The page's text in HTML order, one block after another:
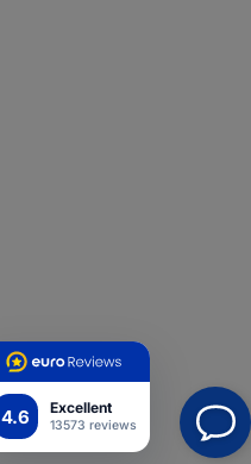
4.6 Excellent
13573 reviews